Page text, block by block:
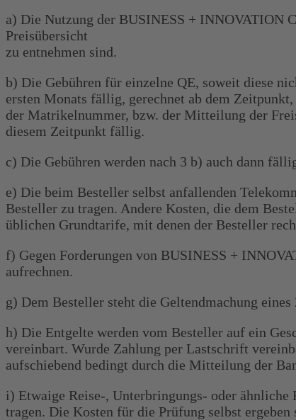
a) Die Nutzung der BUSINESS + INNOVATION
Preisübersicht
zu entnehmen sind.
b) Die Gebühren für einzelne QE, soweit diese
ersten Monats fällig, gerechnet ab dem
der Matrikelnummer, bzw. der Mitteilung der
diesem Zeitpunkt fällig.
c) Die Gebühren werden nach 3 b) auch dann
e) Die beim Besteller selbst anfallenden
Besteller zu tragen. Andere Kosten, die dem
üblichen Grundtarife, mit denen der Besteller
f) Gegen Forderungen von BUSINESS +
aufrechnen.
g) Dem Besteller steht die Geltendmachung
h) Die Entgelte werden vom Besteller auf ein
vereinbart. Wurde Zahlung per Lastschrift
aufschiebend bedingt durch die Mitteilung der
i) Etwaige Reise-, Unterbringungs- oder ähnliche
tragen. Die Kosten für die Prüfung selbst